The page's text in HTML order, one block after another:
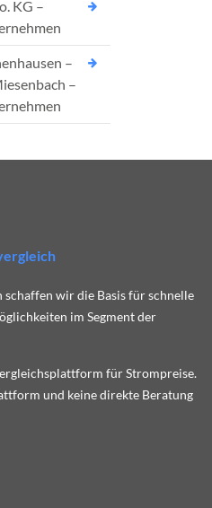
KG –
–
–
wir die Basis für schnelle
im Segment der
für Strompreise.
und keine direkte Beratung